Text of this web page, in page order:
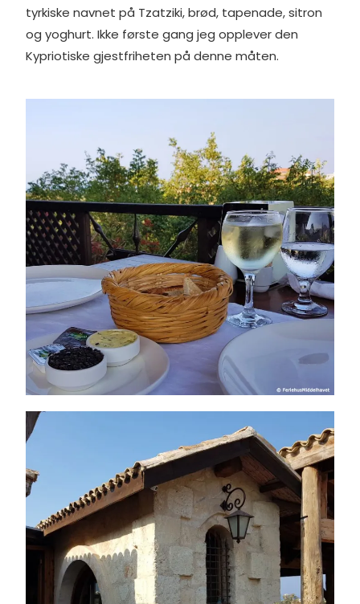
tyrkiske navnet på Tzatziki, brød, tapenade, sitron
og yoghurt. Ikke første gang jeg opplever den
Kypriotiske gjestfriheten på denne måten.